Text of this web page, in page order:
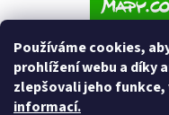
Používáme cookies,
prohlížení webu a díky
zlepšovali jeho
informací.